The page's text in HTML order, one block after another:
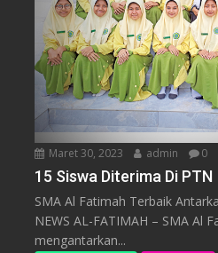
Maret 30, 2023 admin 0
15 Siswa Diterima Di PTN
SMA Al Fatimah Terbaik
NEWS AL-FATIMAH – SMA Al
mengantarkan...